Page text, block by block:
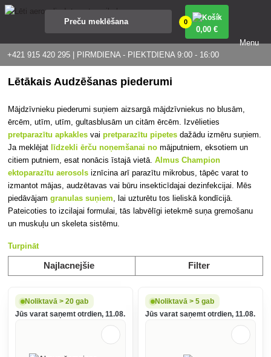
+421 915 420 295 | PIRMDIENA - PIEKTDIENA 9:00 - 16:00
0
0,00 €
Menu
Lētākais Audzēšanas piederumi
Mājdzīvnieku piederumi suņiem aizsargā mājdzīvniekus no blusām,
ērcēm, utīm, utīm, gultasblusām un citām ērcēm. Izvēlieties
pretparazītu apkakles vaipretparazītu pipetes dažādu izmēru suņiem.
Ja meklējat līdzekli ērču noņemšanai no mājputniem, eksotiem un
citiem putniem, esat nonācis īstajā vietā.Almus Champion
ektoparazītu aerosols iznīcina arī parazītu mikrobus, tāpēc varat to
izmantot mājas, audzētavas vai būru insekticīdajai dezinfekcijai. Mēs
piedāvājamgranulas suņiem, lai uzturētu tos lieliskā kondīcijā.
Pateicoties to izcilajai formulai, tās labvēlīgi ietekmē suņa gremošanu
un muskuļu un skeleta sistēmu.
Turpināt
Najlacnejšie Filter
Noliktavā > 20 gab
Jūs varat saņemt otrdien, 11.08.
Noliktavā > 5 gab
Jūs varat saņemt otrdien, 11.08.